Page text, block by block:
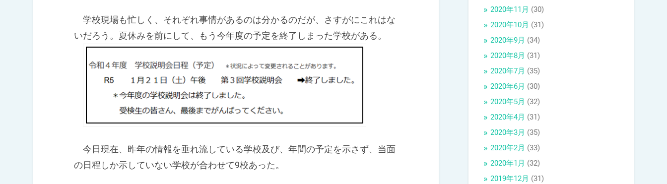
学校現場も忙しく、それぞれ事情があるのは分かるのだが、さすがにこれはな
いだろう。夏休みを前にして、もう今年度の予定を終了しまった学校がある。
今日現在、昨年の情報を垂れ流している学校及び、年間の予定を示さず、当面
の日程しか示していない学校が合わせて9校あった。
2020年11月 (30)
2020年10月 (31)
2020年9月 (34)
2020年8月 (31)
2020年7月 (35)
2020年6月 (30)
2020年5月 (32)
2020年4月 (31)
2020年3月 (35)
2020年2月 (33)
2020年1月 (32)
2019年12月 (31)